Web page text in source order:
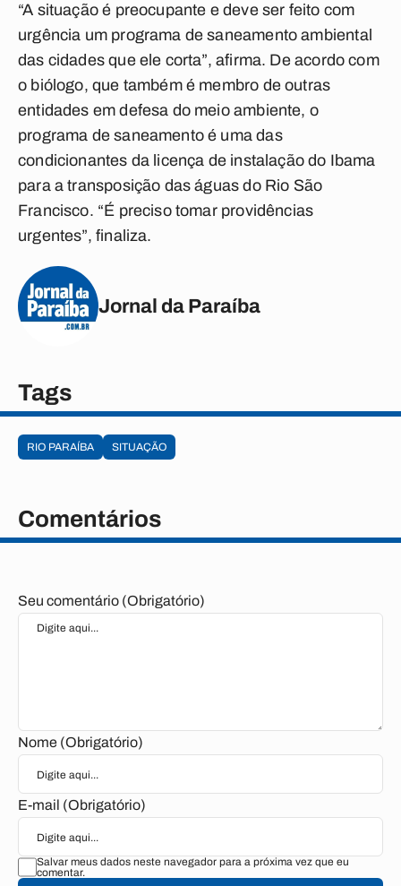
“A situação é preocupante e deve ser feito com
urgência um programa de saneamento ambiental
das cidades que ele corta”, afirma. De acordo com
o biólogo, que também é membro de outras
entidades em defesa do meio ambiente, o
programa de saneamento é uma das
condicionantes da licença de instalação do Ibama
para a transposição das águas do Rio São
Francisco. “É preciso tomar providências
urgentes”, finaliza.
Jornal da Paraíba
Tags
RIO PARAÍBA SITUAÇÃO
Comentários
Seu comentário (Obrigatório)
Nome (Obrigatório)
E-mail (Obrigatório)
Salvar meus dados neste navegador para a próxima vez que eu
comentar.